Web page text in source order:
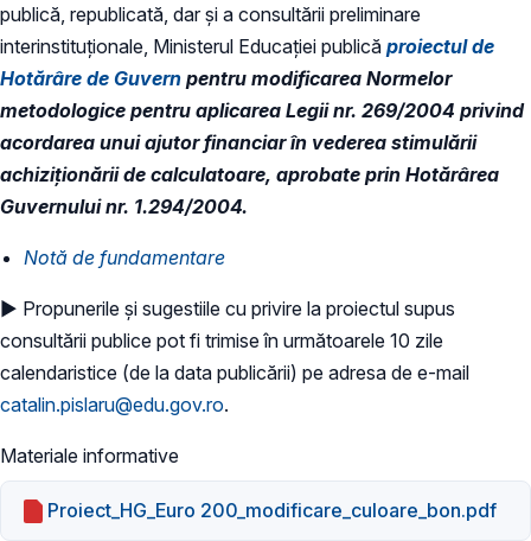
publică, republicată, dar și a consultării preliminare
interinstituționale, Ministerul Educaţiei publică proiectul de
Hotărâre de Guvern pentru modificarea Normelor
metodologice pentru aplicarea Legii nr. 269/2004 privind
acordarea unui ajutor financiar în vederea stimulării
achiziționării de calculatoare, aprobate prin Hotărârea
Guvernului nr. 1.294/2004.
Notă de fundamentare
► Propunerile și sugestiile cu privire la proiectul supus
consultării publice pot fi trimise în următoarele 10 zile
calendaristice (de la data publicării) pe adresa de e-mail
catalin.pislaru@edu.gov.ro.
Materiale informative
Proiect_HG_Euro 200_modificare_culoare_bon.pdf